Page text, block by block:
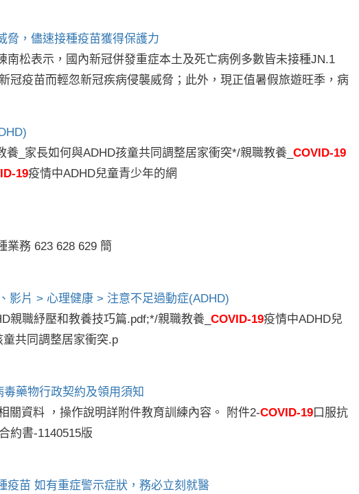
脅，儘速接種疫苗獲得保護力
松表示，國內新冠併發重症本土及死亡病例多數皆未接種JN.1
冠疫苗而輕忽新冠疾病侵襲威脅；此外，現正值暑假旅遊旺季，病
_家長如何與ADHD孩童共同調整居家衝突*/親職教養_ COVID-19
19疫情中ADHD兒童青少年的網
業務 623 628 629 簡
影片 > 心理健康 > 注意不足過動症(ADHD)
親職紓壓和教養技巧篇.pdf;*/親職教養_ COVID-19疫情中ADHD兒
共同調整居家衝突.p
毒藥物行政契約及領用須知
關資料 ，操作說明詳附件教育訓練內容。 附件2-COVID-19口服抗
約書-1140515版
疫苗 如有重症警示症狀，務必立刻就醫